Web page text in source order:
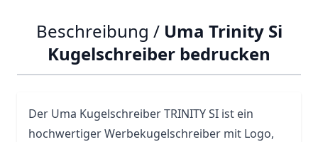
Beschreibung / Uma Trinity Si
Kugelschreiber bedrucken
Der Uma Kugelschreiber TRINITY SI ist ein
hochwertigerWerbekugelschreiber mit Logo,